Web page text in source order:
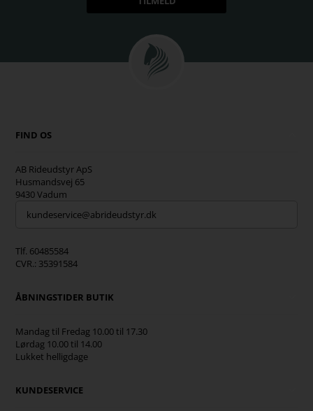
FIND OS
AB Rideudstyr ApS
Husmandsvej 65
9430 Vadum
kundeservice@abrideudstyr.dk
Tlf. 60485584
CVR.: 35391584
ÅBNINGSTIDER BUTIK
Mandag til Fredag 10.00 til 17.30
Lørdag 10.00 til 14.00
Lukket helligdage
KUNDESERVICE